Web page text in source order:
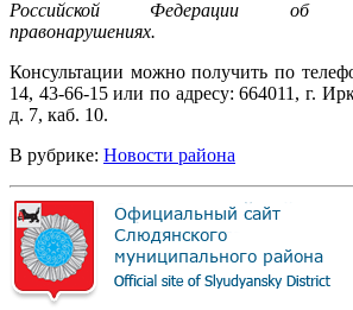
Российской Федерации об
правонарушениях.
Консультации можно получить по
14, 43-66-15 или по адресу: 664011, г.
д. 7, каб. 10.
В рубрике: Новости района